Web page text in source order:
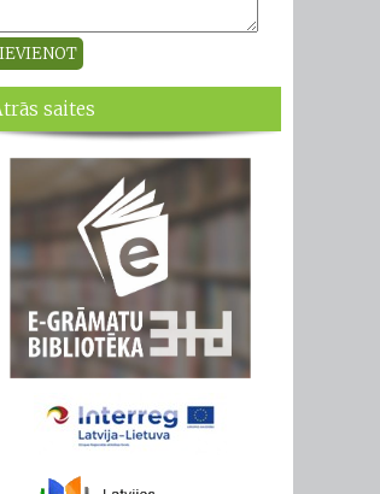
saites